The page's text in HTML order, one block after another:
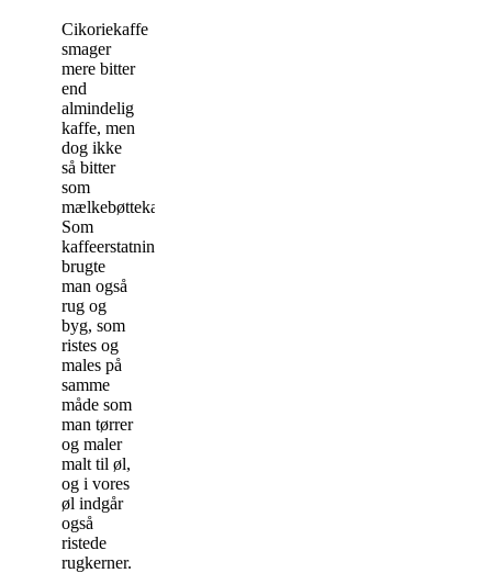
Cikoriekaffe
smager
mere bitter
end
almindelig
kaffe, men
dog ikke
så bitter
som
mælkebøttekaffe.
Som
kaffeerstatning
brugte
man også
rug og
byg, som
ristes og
males på
samme
måde som
man tørrer
og maler
malt til øl,
og i vores
øl indgår
også
ristede
rugkerner.